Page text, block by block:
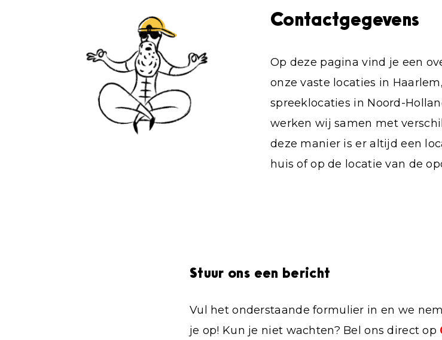
Contactgegevens
Op deze pagina vind je een
onze vaste locaties in
spreeklocaties in Noord-
werken wij samen met
deze manier is er altijd een
huis of op de locatie van de
Stuur ons een bericht
Vul het onderstaande formulier in en we
je op! Kun je niet wachten? Bel ons direct op